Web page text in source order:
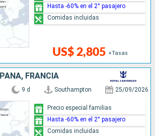
US$ 2,805 +Tasas
Hasta -60% en el 2° pasajero
Comidas incluidas
FRANCIA
9 d Southampton 25/09/2026
Precio especial familias
Hasta -60% en el 2° pasajero
Comidas incluidas